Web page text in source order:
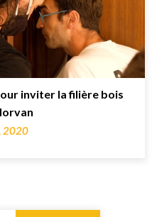
inviter la filière bois
2020